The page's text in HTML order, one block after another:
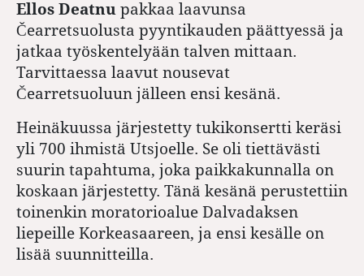
Ellos Deatnu pakkaa laavunsa
Čearretsuolusta pyyntikauden päättyessä ja
jatkaa työskentelyään talven mittaan.
Tarvittaessa laavut nousevat
Čearretsuoluun jälleen ensi kesänä.
Heinäkuussa järjestetty tuki­konsertti keräsi
yli 700 ihmistä Utsjoelle. Se oli tiettävästi
suurin tapahtuma, joka paikka­kunnalla on
koskaan järjestetty. Tänä kesänä perustettiin
toinenkin moratorioalue Dalvadaksen
liepeille Korkeasaareen, ja ensi kesälle on
lisää suunnitteilla.